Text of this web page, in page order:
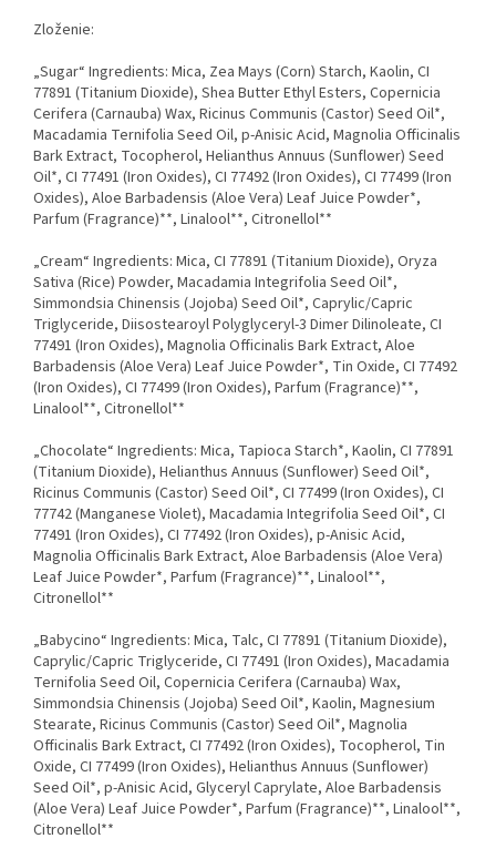
Zloženie:
„Sugar“ Ingredients: Mica, Zea Mays (Corn) Starch, Kaolin, CI
77891 (Titanium Dioxide), Shea Butter Ethyl Esters, Copernicia
Cerifera (Carnauba) Wax, Ricinus Communis (Castor) Seed Oil*,
Macadamia Ternifolia Seed Oil, p-Anisic Acid, Magnolia Officinalis
Bark Extract, Tocopherol, Helianthus Annuus (Sunflower) Seed
Oil*, CI 77491 (Iron Oxides), CI 77492 (Iron Oxides), CI 77499 (Iron
Oxides), Aloe Barbadensis (Aloe Vera) Leaf Juice Powder*,
Parfum (Fragrance)**, Linalool**, Citronellol**
„Cream“ Ingredients: Mica, CI 77891 (Titanium Dioxide), Oryza
Sativa (Rice) Powder, Macadamia Integrifolia Seed Oil*,
Simmondsia Chinensis (Jojoba) Seed Oil*, Caprylic/Capric
Triglyceride, Diisostearoyl Polyglyceryl-3 Dimer Dilinoleate, CI
77491 (Iron Oxides), Magnolia Officinalis Bark Extract, Aloe
Barbadensis (Aloe Vera) Leaf Juice Powder*, Tin Oxide, CI 77492
(Iron Oxides), CI 77499 (Iron Oxides), Parfum (Fragrance)**,
Linalool**, Citronellol**
„Chocolate“ Ingredients: Mica, Tapioca Starch*, Kaolin, CI 77891
(Titanium Dioxide), Helianthus Annuus (Sunflower) Seed Oil*,
Ricinus Communis (Castor) Seed Oil*, CI 77499 (Iron Oxides), CI
77742 (Manganese Violet), Macadamia Integrifolia Seed Oil*, CI
77491 (Iron Oxides), CI 77492 (Iron Oxides), p-Anisic Acid,
Magnolia Officinalis Bark Extract, Aloe Barbadensis (Aloe Vera)
Leaf Juice Powder*, Parfum (Fragrance)**, Linalool**,
Citronellol**
„Babycino“ Ingredients: Mica, Talc, CI 77891 (Titanium Dioxide),
Caprylic/Capric Triglyceride, CI 77491 (Iron Oxides), Macadamia
Ternifolia Seed Oil, Copernicia Cerifera (Carnauba) Wax,
Simmondsia Chinensis (Jojoba) Seed Oil*, Kaolin, Magnesium
Stearate, Ricinus Communis (Castor) Seed Oil*, Magnolia
Officinalis Bark Extract, CI 77492 (Iron Oxides), Tocopherol, Tin
Oxide, CI 77499 (Iron Oxides), Helianthus Annuus (Sunflower)
Seed Oil*, p-Anisic Acid, Glyceryl Caprylate, Aloe Barbadensis
(Aloe Vera) Leaf Juice Powder*, Parfum (Fragrance)**, Linalool**,
Citronellol**